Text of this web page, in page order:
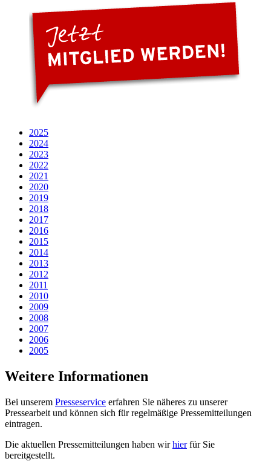
2025
2024
2023
2022
2021
2020
2019
2018
2017
2016
2015
2014
2013
2012
2011
2010
2009
2008
2007
2006
2005
Weitere Informationen
Bei unserem Presseservice erfahren Sie näheres zu unserer
Pressearbeit und können sich für regelmäßige Pressemitteilungen
eintragen.
Die aktuellen Pressemitteilungen haben wirhierfür Sie
bereitgestellt.